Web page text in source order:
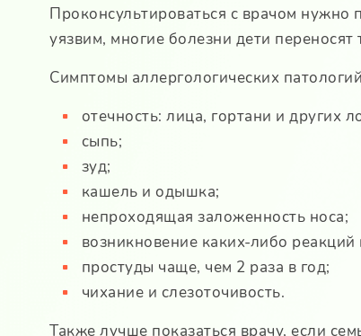
Проконсультироваться с врачом
уязвим, многие болезни дети
Симптомы аллергологических
отечность: лица, гортани и других
сыпь;
зуд;
кашель и одышка;
непроходящая заложенность носа;
возникновение каких-либо
простуды чаще, чем 2 раза в год;
чихание и слезоточивость.
Также лучше показаться врачу, если